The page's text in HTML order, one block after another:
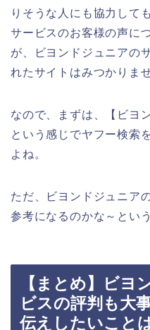
りそうな人にも協力して
サービスのお客様の声に
が、ビヨンドジュニアの
れたサイトはみつかりま
なので、まずは、【ビヨ
という感じでヤフー検索
よね。
ただ、ビヨンドジュニア
参考になるのかな～とい
【まとめ】ビヨ
ビスの評判も大
伝えしたいこと